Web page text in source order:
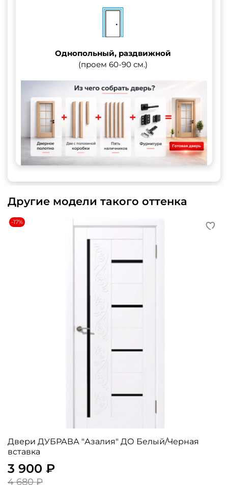
Однопольный, раздвижной
(проем 60-90 см.)
Другие модели такого оттенка
-17%
Двери ДУБРАВА "Азалия" ДО Белый/Черная
вставка
3 900 ₽
4 680 ₽